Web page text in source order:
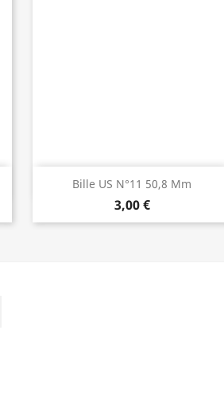
Bille US N°11 50,8 Mm
3,00 €
 Aperçu rapide